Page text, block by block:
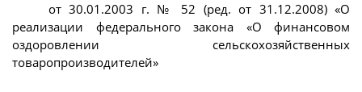
от 30.01.2003 г. № 52 (ред. от 31.12.2008) «О
реализации федерального закона «О финансовом
оздоровлении сельскохозяйственных
товаропроизводителей»